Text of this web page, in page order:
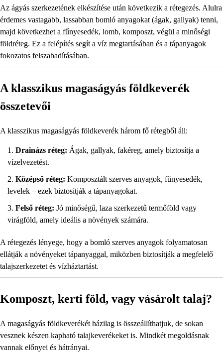
Az ágyás szerkezetének elkészítése után következik a rétegezés. Alulra
érdemes vastagabb, lassabban bomló anyagokat (ágak, gallyak) tenni,
majd következhet a fűnyesedék, lomb, komposzt, végül a minőségi
földréteg. Ez a felépítés segít a víz megtartásában és a tápanyagok
fokozatos felszabadításában.
A klasszikus magaságyás földkeverék
összetevői
A klasszikus magaságyás földkeverék három fő rétegből áll:
Drainázs réteg: Ágak, gallyak, fakéreg, amely biztosítja a
vízelvezetést.
Középső réteg: Komposztált szerves anyagok, fűnyesedék,
levelek – ezek biztosítják a tápanyagokat.
Felső réteg: Jó minőségű, laza szerkezetű termőföld vagy
virágföld, amely ideális a növények számára.
A rétegezés lényege, hogy a bomló szerves anyagok folyamatosan
ellátják a növényeket tápanyaggal, miközben biztosítják a megfelelő
talajszerkezetet és vízháztartást.
Komposzt, kerti föld, vagy vásárolt talaj?
A magaságyás földkeverékét házilag is összeállíthatjuk, de sokan
vesznek készen kapható talajkeverékeket is. Mindkét megoldásnak
vannak előnyei és hátrányai.